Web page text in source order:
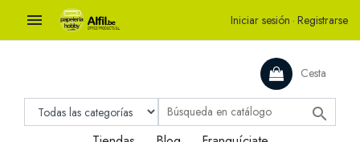
 Iniciar sesión · Registrarse
Cesta
